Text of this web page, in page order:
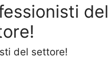
del
del settore!